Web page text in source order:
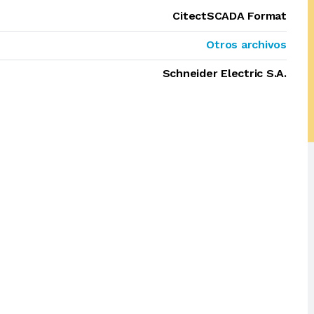
CitectSCADA Format
Otros archivos
Schneider Electric S.A.